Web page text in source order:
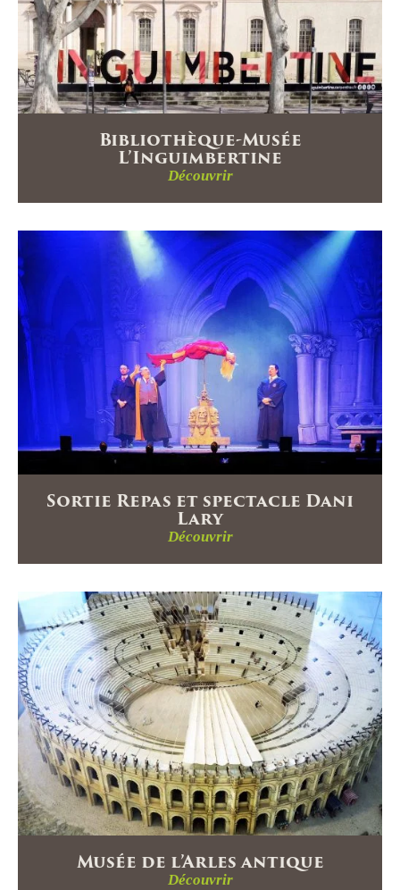
Bibliothèque-Musée
L’Inguimbertine
Découvrir
Sortie Repas et spectacle Dani
Lary
Découvrir
Musée de l’Arles antique
Découvrir